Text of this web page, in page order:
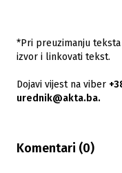
*Pri preuzimanju
izvor i linkovati tekst.
Dojavi vijest na viber
urednik@akta.ba.
Komentari (0)